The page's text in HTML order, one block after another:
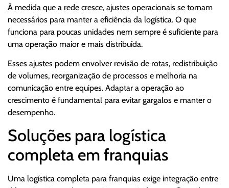
À medida que a rede cresce, ajustes operacionais se tornam
necessários para manter a eficiência da logística. O que
funciona para poucas unidades nem sempre é suficiente para
uma operação maior e mais distribuída.
Esses ajustes podem envolver revisão de rotas, redistribuição
de volumes, reorganização de processos e melhoria na
comunicação entre equipes. Adaptar a operação ao
crescimento é fundamental para evitar gargalos e manter o
desempenho.
Soluções para logística
completa em franquias
Uma logística completa para franquias exige integração entre